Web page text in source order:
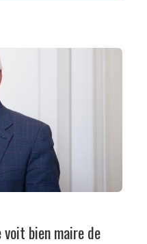
voit bien maire de